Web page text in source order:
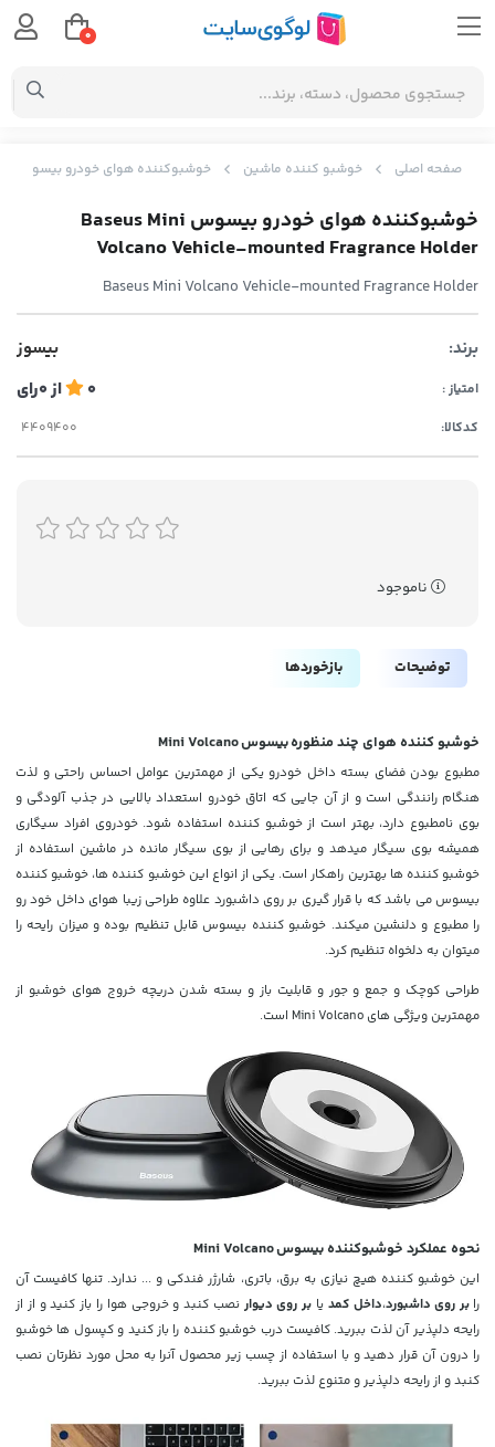
صفحه اصلی خوشبو کننده ماشین خوشبوکننده هوای خودرو بیسوس Baseus Mini Volcano Vehicle-mounted Fragrance Holder
خوشبوکننده هوای خودرو بیسوس Baseus Mini
Volcano Vehicle-mounted Fragrance Holder
Baseus Mini Volcano Vehicle-mounted Fragrance Holder
برند: بیسوز
امتیاز : 0 از0رای
کدکالا:
ناموجود
توضیحات بازخوردها
خوشبو کننده هوای چند منظوره بیسوس Mini Volcano
مطبوع بودن فضای بسته داخل خودرو یکی از مهمترین عوامل احساس راحتی و لذت
هنگام رانندگی است و از آن جایی که اتاق خودرو استعداد بالایی در جذب آلودگی و
بوی نامطبوع دارد، بهتر است از خوشبو کننده استفاده شود. خودروی افراد سیگاری
همیشه بوی سیگار میدهد و برای رهایی از بوی سیگار مانده در ماشین استفاده از
خوشبو کننده ها بهترین راهکار است. یکی از انواع این خوشبو کننده ها، خوشبو کننده
بیسوس می باشد که با قرار گیری بر روی داشبورد علاوه طراحی زیبا هوای داخل خود رو
را مطبوع و دلنشین میکند. خوشبو کننده بیسوس قابل تنظیم بوده و میزان رایحه را
میتوان به دلخواه تنظیم کرد.
طراحی کوچک و جمع و جور و قابلیت باز و بسته شدن دریچه خروج هوای خوشبو از
مهمترین ویژگی های Mini Volcano است.
نحوه عملکرد خوشبوکننده بیسوس Mini Volcano
این خوشبو کننده هیچ نیازی به برق، باتری، شارژر فندکی و ... ندارد. تنها کافیست آن
را بر روی داشبورد،داخل کمد یا بر روی دیوار نصب کنبد و خروجی هوا را باز کنید و از از
رایحه دلپذیر آن لذت ببرید. کافیست درب خوشبو کننده را باز کنید و کپسول ها خوشبو
را درون آن قرار دهید و با استفاده از چسب زیر محصول آنرا به محل مورد نظرتان نصب
کنبد و از رایحه دلپذیر و متنوع لذت ببرید.
0